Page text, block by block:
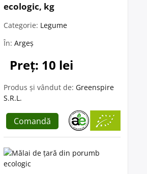
ecologic, kg
Categorie: Legume
În: Argeș
Preț: 10 lei
Produs și vândut de: Greenspire
S.R.L.
Comandă